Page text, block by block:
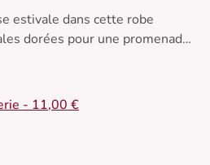
estivale dans cette robe
dorées pour une promenade
l'été !
- 11,00 €